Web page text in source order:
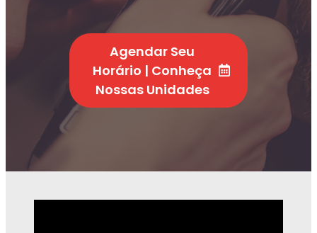
Agendar Seu
Horário | Conheça
Nossas Unidades